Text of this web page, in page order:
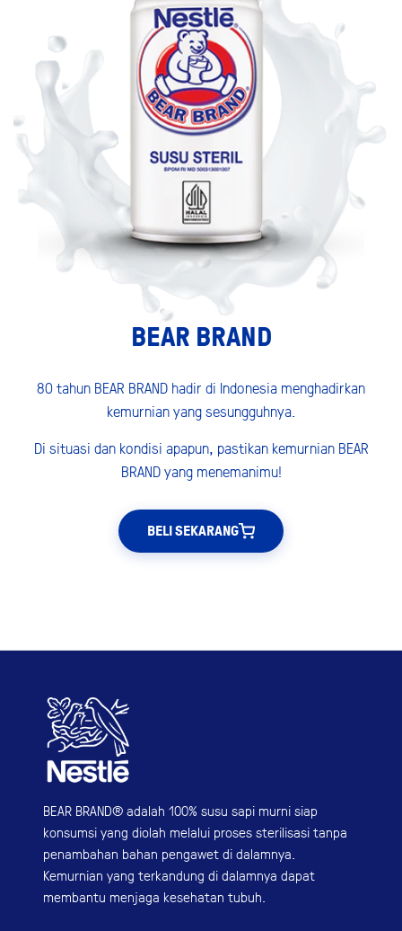
BEAR BRAND
80 tahun BEAR BRAND hadir di Indonesia menghadirkan
kemurnian yang sesungguhnya.
Di situasi dan kondisi apapun, pastikan kemurnian BEAR
BRAND yang menemanimu!
BELI SEKARANG
BEAR BRAND® adalah 100% susu sapi murni siap
konsumsi yang diolah melalui proses sterilisasi tanpa
penambahan bahan pengawet di dalamnya.
Kemurnian yang terkandung di dalamnya dapat
membantu menjaga kesehatan tubuh.